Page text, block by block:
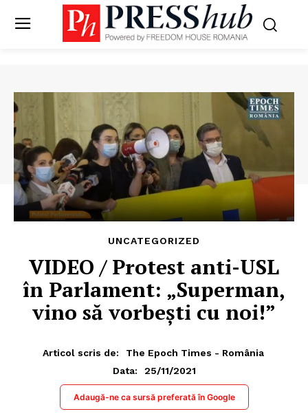
UNCATEGORIZED
VIDEO / Protest anti-USL
în Parlament: „Superman,
vino să vorbeşti cu noi!”
Articol scris de:
The Epoch Times - România
Data:
25/11/2021
Adaugă-ne ca sursă preferată în Google